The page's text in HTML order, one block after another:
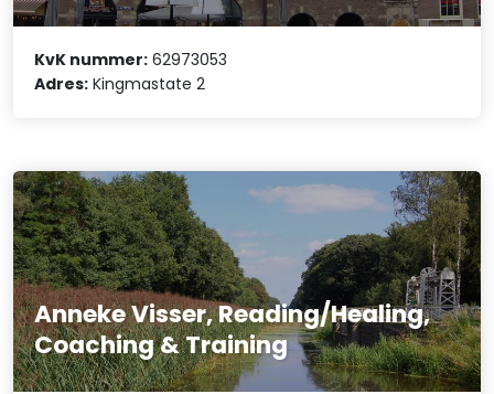
KvK nummer: 62973053
Adres: Kingmastate 2
Anneke Visser, Reading/Healing,
Coaching & Training